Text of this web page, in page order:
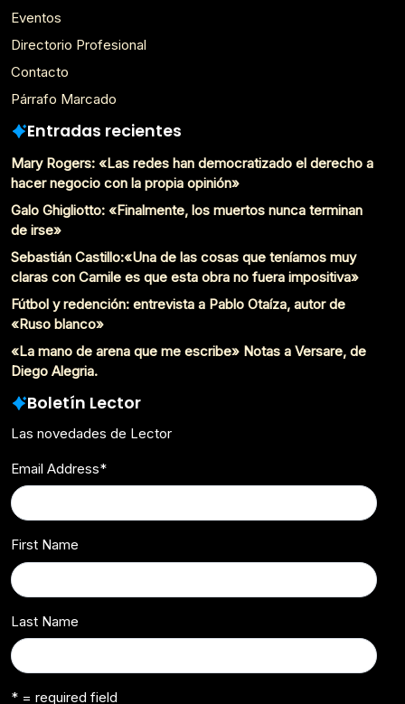
Eventos
Directorio Profesional
Contacto
Párrafo Marcado
Entradas recientes
Mary Rogers: «Las redes han democratizado el derecho a
hacer negocio con la propia opinión»
Galo Ghigliotto: «Finalmente, los muertos nunca terminan
de irse»
Sebastián Castillo:«Una de las cosas que teníamos muy
claras con Camile es que esta obra no fuera impositiva»
Fútbol y redención: entrevista a Pablo Otaíza, autor de
«Ruso blanco»
«La mano de arena que me escribe» Notas a Versare, de
Diego Alegria.
Boletín Lector
Las novedades de Lector
Email Address*
First Name
Last Name
* = required field